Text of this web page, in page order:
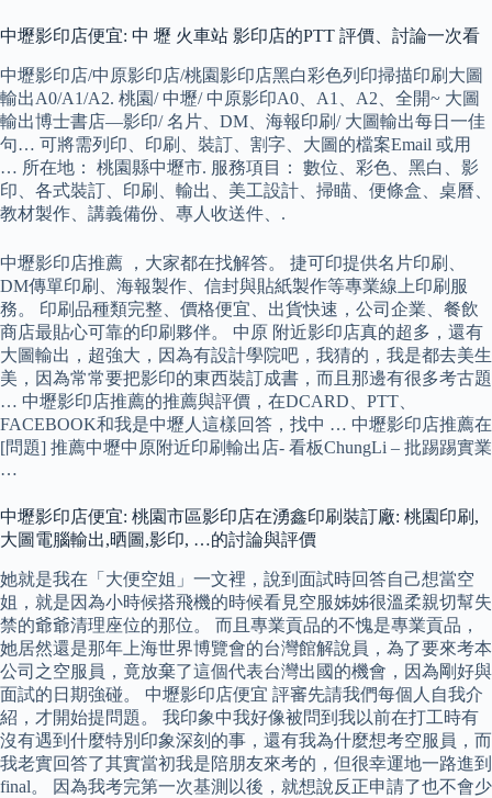
中壢影印店便宜: 中 壢 火車站 影印店的PTT 評價、討論一次看
中壢影印店/中原影印店/桃園影印店黑白彩色列印掃描印刷大圖
輸出A0/A1/A2. 桃園/ 中壢/ 中原影印A0、A1、A2、全開~ 大圖
輸出博士書店—影印/ 名片、DM、海報印刷/ 大圖輸出每日一佳
句… 可將需列印、印刷、裝訂、割字、大圖的檔案Email 或用
… 所在地： 桃園縣中壢市. 服務項目： 數位、彩色、黑白、影
印、各式裝訂、印刷、輸出、美工設計、掃瞄、便條盒、桌曆、
教材製作、講義備份、專人收送件、.
中壢影印店推薦 ，大家都在找解答。 捷可印提供名片印刷、
DM傳單印刷、海報製作、信封與貼紙製作等專業線上印刷服
務。 印刷品種類完整、價格便宜、出貨快速，公司企業、餐飲
商店最貼心可靠的印刷夥伴。 中原 附近影印店真的超多，還有
大圖輸出，超強大，因為有設計學院吧，我猜的，我是都去美生
美，因為常常要把影印的東西裝訂成書，而且那邊有很多考古題
… 中壢影印店推薦的推薦與評價，在DCARD、PTT、
FACEBOOK和我是中壢人這樣回答，找中 … 中壢影印店推薦在
[問題] 推薦中壢中原附近印刷輸出店- 看板ChungLi – 批踢踢實業
…
中壢影印店便宜: 桃園市區影印店在湧鑫印刷裝訂廠: 桃園印刷,
大圖電腦輸出,晒圖,影印, …的討論與評價
她就是我在「大便空姐」一文裡，說到面試時回答自己想當空
姐，就是因為小時候搭飛機的時候看見空服姊姊很溫柔親切幫失
禁的爺爺清理座位的那位。 而且專業貢品的不愧是專業貢品，
她居然還是那年上海世界博覽會的台灣館解說員，為了要來考本
公司之空服員，竟放棄了這個代表台灣出國的機會，因為剛好與
面試的日期強碰。 中壢影印店便宜 評審先請我們每個人自我介
紹，才開始提問題。 我印象中我好像被問到我以前在打工時有
沒有遇到什麼特別印象深刻的事，還有我為什麼想考空服員，而
我老實回答了其實當初我是陪朋友來考的，但很幸運地一路進到
final。 因為我考完第一次基測以後，就想說反正申請了也不會少